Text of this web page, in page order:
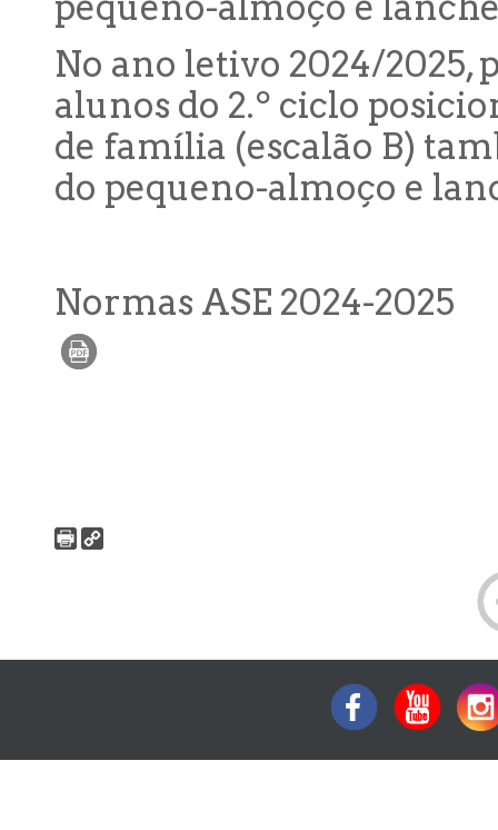
No ano letivo 2024/2025,
alunos do 2.º ciclo
de família (escalão B)
do pequeno-almoço e
Normas ASE 2024-2025